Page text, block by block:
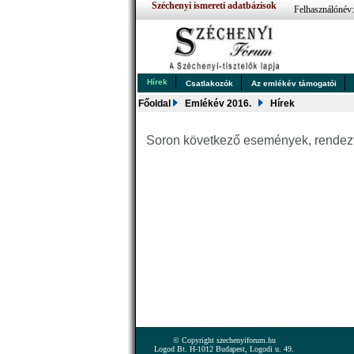
Széchenyi ismereti adatbázisok Felhasználónév:
Hírek Csatlakozók Az emlékév támogatói
Főoldal Emlékév 2016. Hírek
Soron következő események,
© Copyright szechenyiforum.hu
Logod Bt. H-1012 Budapest, Logodi u. 49.